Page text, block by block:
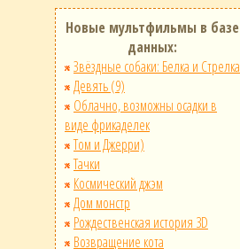
Новые мультфильмы в базе
данных:
Звёздные собаки: Белка и Стрелка
Девять (9)
Облачно, возможны осадки в
виде фрикаделек
Том и Джерри)
Тачки
Космический джэм
Дом монстр
Рождественская история 3D
Возвращение кота